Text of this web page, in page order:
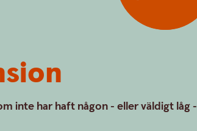
inte har haft någon - eller väldigt låg -